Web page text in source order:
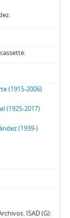
(1915-2006)
(1925-2017)
(1939-)
ISAD (G):